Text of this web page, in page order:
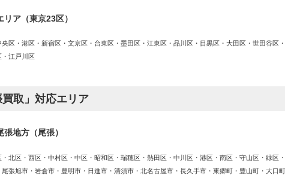
リア（東京23区）
央区・港区・新宿区・文京区・台東区・墨田区・江東区・品川区・目黒区・大田区・世田谷区
江戸川区
買取」対応エリア
張地方（尾張）
・北区・西区・中村区・中区・昭和区・瑞穂区・熱田区・中川区・港区・南区・守山区・緑
尾張旭市・岩倉市・豊明市・日進市・清須市・北名古屋市・長久手市・東郷町・豊山町・大口